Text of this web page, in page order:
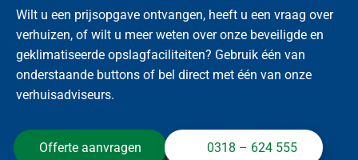
Wilt u een prijsopgave ontvangen, heeft u een vraag over
verhuizen, of wilt u meer weten over onze beveiligde en
geklimatiseerde opslagfaciliteiten? Gebruik één van
onderstaande buttons of bel direct met één van onze
verhuisadviseurs.
Offerte aanvragen 0318 – 624 555